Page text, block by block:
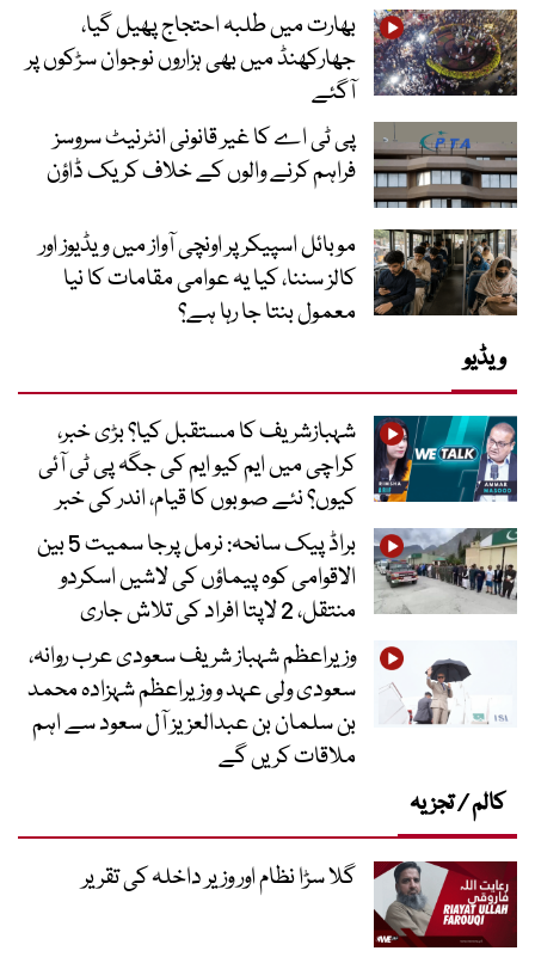
بھارت میں طلبہ احتجاج پھیل گیا،
جھارکھنڈ میں بھی ہزاروں نوجوان سڑکوں پر
آگئے
پی ٹی اے کا غیر قانونی انٹرنیٹ سروسز
فراہم کرنے والوں کے خلاف کریک ڈاؤن
موبائل اسپیکر پر اونچی آواز میں ویڈیوز اور
کالز سننا، کیا یہ عوامی مقامات کا نیا
معمول بنتا جا رہا ہے؟
ویڈیو
شہبازشریف کا مستقبل کیا؟ بڑی خبر،
کراچی میں ایم کیو ایم کی جگہ پی ٹی آئی
کیوں؟ نئے صوبوں کا قیام، اندر کی خبر
براڈ پیک سانحہ: نرمل پرجا سمیت 5 بین
الاقوامی کوہ پیماؤں کی لاشیں اسکردو
منتقل، 2 لاپتا افراد کی تلاش جاری
وزیراعظم شہباز شریف سعودی عرب روانہ،
سعودی ولی عہد و وزیراعظم شہزادہ محمد
بن سلمان بن عبدالعزیز آل سعود سے اہم
ملاقات کریں گے
کالم / تجزیہ
گلا سڑا نظام اور وزیر داخلہ کی تقریر